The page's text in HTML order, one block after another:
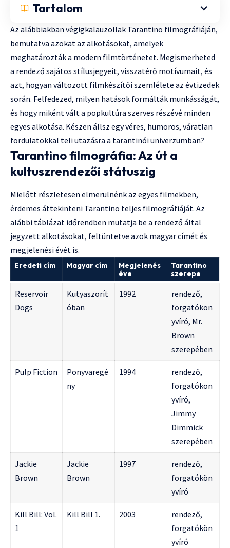
Tartalom
Az alábbiakban végigkalauzollak Tarantino filmográfiáján,
bemutatva azokat az alkotásokat, amelyek
meghatározták a modern filmtörténetet. Megismerheted
a rendező sajátos stílusjegyeit, visszatérő motívumait, és
azt, hogyan változott filmkészítői szemlélete az évtizedek
során. Felfedezed, milyen hatások formálták munkásságát,
és hogy miként vált a popkultúra szerves részévé minden
egyes alkotása. Készen állsz egy véres, humoros, váratlan
fordulatokkal teli utazásra a tarantinói univerzumban?
Tarantino filmográfia: Az út a
kultuszrendezői státuszig
Mielőtt részletesen elmerülnénk az egyes filmekben,
érdemes áttekinteni Tarantino teljes filmográfiáját. Az
alábbi táblázat időrendben mutatja be a rendező által
jegyzett alkotásokat, feltüntetve azok magyar címét és
megjelenési évét is.
Eredeti cím Magyar cím
Megjelenés
éve
Tarantino
szerepe
Reservoir
Dogs
Kutyaszorít
óban
1992
rendező,
forgatókön
yvíró, Mr.
Brown
szerepében
Pulp Fiction
Ponyvaregé
ny
1994
rendező,
forgatókön
yvíró,
Jimmy
Dimmick
szerepében
Jackie
Brown
Jackie
Brown
1997
rendező,
forgatókön
yvíró
Kill Bill: Vol.
1
Kill Bill 1. 2003
rendező,
forgatókön
yvíró